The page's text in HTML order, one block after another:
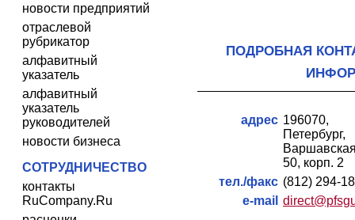
новости предприятий
отраслевой
рубрикатор
алфавитный
указатель
алфавитный
указатель
руководителей
новости бизнеса
СОТРУДНИЧЕСТВО
контакты
RuCompany.Ru
ПОДРОБНАЯ
адрес 196070,
Петербург,
50, корп. 2
тел./факс (812) 294-
e-mail